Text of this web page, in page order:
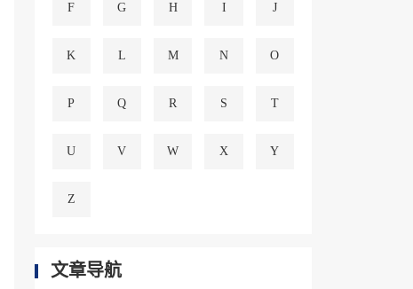
F G H I J
K L M N O
P Q R S T
U V W X Y
Z
文章导航